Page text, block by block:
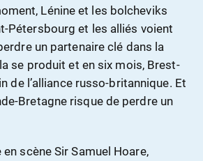
Lénine et les bolcheviks
Pétersbourg et les alliés voient
un partenaire clé dans la
se produit et en six mois, Brest-
de l’alliance russo-britannique. Et
Bretagne risque de perdre un
en scène Sir Samuel Hoare,